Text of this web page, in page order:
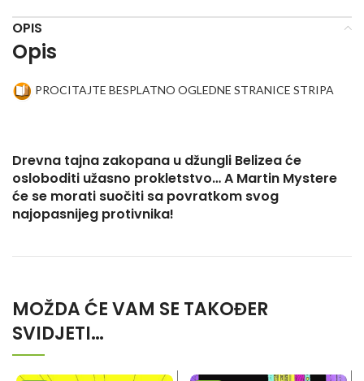
OPIS
Opis
PROCITAJTE BESPLATNO OGLEDNE STRANICE STRIPA
Drevna tajna zakopana u džungli Belizea će
osloboditi užasno prokletstvo… A Martin Mystere
će se morati suočiti sa povratkom svog
najopasnijeg protivnika!
MOŽDA ĆE VAM SE TAKOĐER
SVIDJETI…